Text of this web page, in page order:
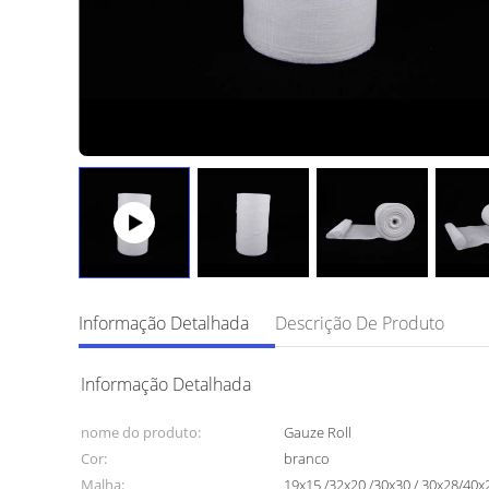
Informação Detalhada Descrição De Produto
Informação Detalhada
nome do produto: Gauze Roll
Cor:
branco
Malha:
19x15 /32x20 /30x30 / 30x28/